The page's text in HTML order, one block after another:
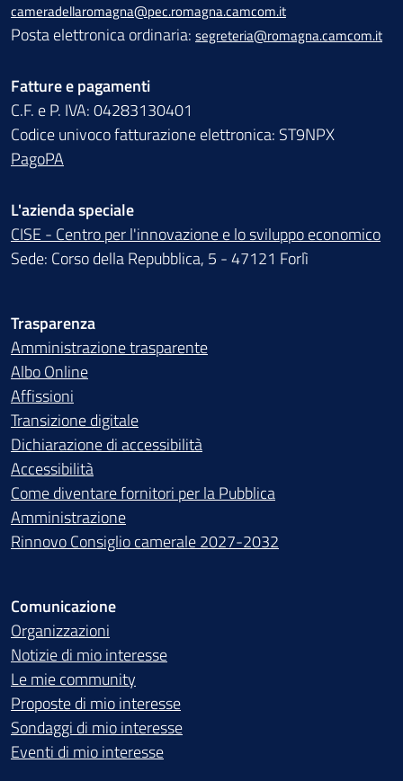
cameradellaromagna@pec.romagna.camcom.it
Posta elettronica ordinaria: segreteria@romagna.camcom.it
Fatture e pagamenti
C.F. e P. IVA: 04283130401
Codice univoco fatturazione elettronica: ST9NPX
PagoPA
L'azienda speciale
CISE - Centro per l'innovazione e lo sviluppo economico
Sede: Corso della Repubblica, 5 - 47121 Forlì
Trasparenza
Amministrazione trasparente
Albo Online
Affissioni
Transizione digitale
Dichiarazione di accessibilità
Accessibilità
Come diventare fornitori per la Pubblica
Amministrazione
Rinnovo Consiglio camerale 2027-2032
Comunicazione
Organizzazioni
Notizie di mio interesse
Le mie community
Proposte di mio interesse
Sondaggi di mio interesse
Eventi di mio interesse